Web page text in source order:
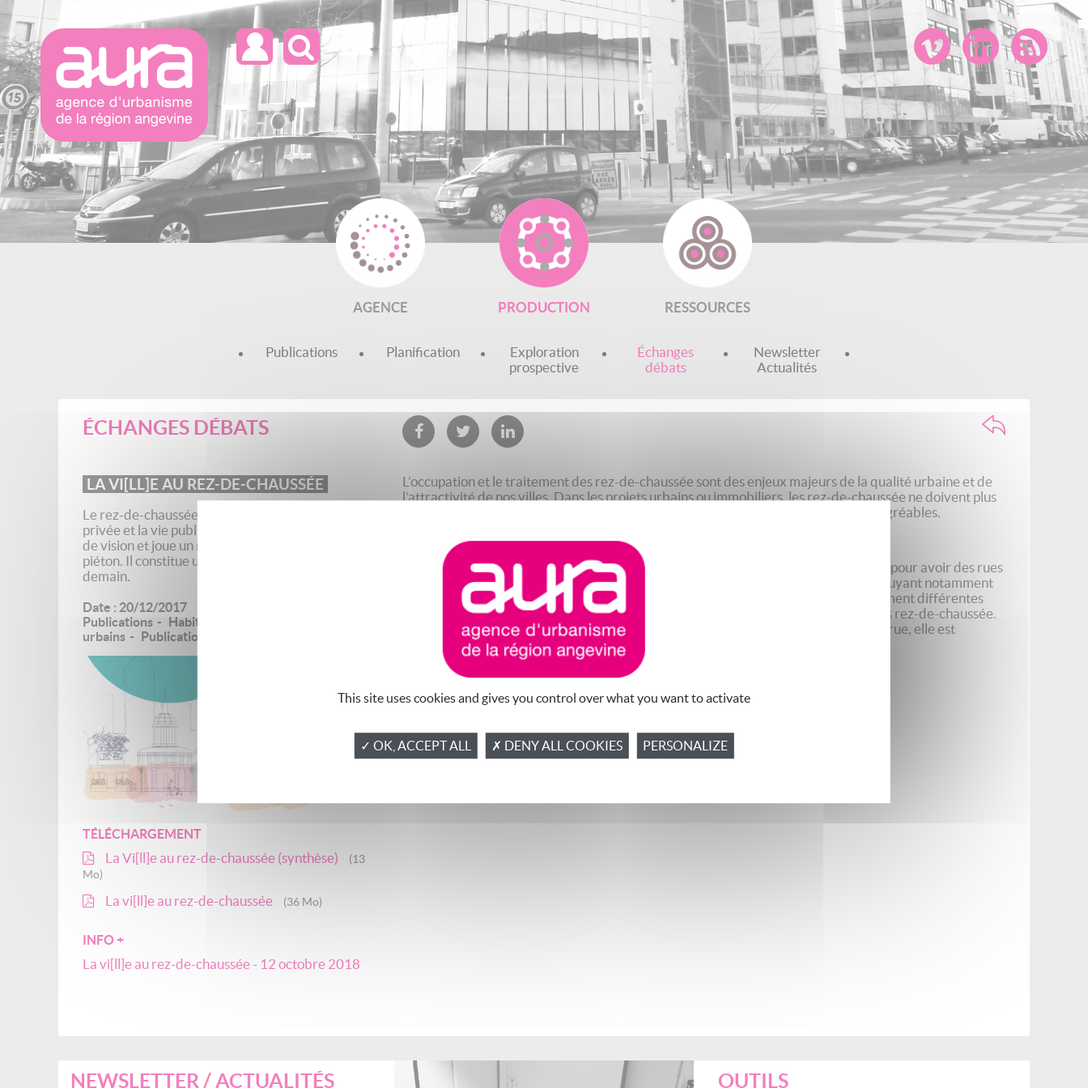
Recherche
AGENCE PRODUCTION RESSOURCES
Publications Planification
Exploration
prospective
Échanges
débats
Newsletter
Actualités
ÉCHANGES DÉBATS
LA VI[LL]E AU REZ-DE-CHAUSSÉE
Le rez-de-chaussée, ce lieu d’interface entre la vie
privée et la vie publique, (dé)limite notre champ
de vision et joue un rôle primordial à l’échelle du
piéton. Il constitue un enjeu stratégique pour
demain.
Date : 20/12/2017
Publications
Habitat
urbains
Publications
TÉLÉCHARGEMENT
La Vi[ll]e au rez-de-chaussée (synthèse)
(13
Mo)
La vi[ll]e au rez-de-chaussée (36 Mo)
INFO +
La vi[ll]e au rez-de-chaussée - 12 octobre 2018
L’occupation et le traitement des rez-de-chaussée sont des enjeux majeurs de la qualité urbaine et de
l’attractivité de nos villes. Dans les projets urbains ou immobiliers, les rez-de-chaussée ne doivent plus
être délaissés pour créer des rues plus vivantes, plus marchables et des villes plus agréables.
LA VI[LL]E AU REZ-DE-CHAUSSÉE
Ce document traite de l'importance des rez-de-chaussée et de leur rapport à la rue pour avoir des rues
vivantes. Il dresse un bref portrait des rez-de-chaussée de la ville d'Angers en s'appuyant notamment
sur une enquête réalisée auprès d'habitants et d'acteurs angevins. Il propose également différentes
pistes de travail pour faire mieux demain et met à disposition une grille-guide sur les rez-de-chaussée.
Véritable outil pour évaluer l'animation apportée par les rez-de-chaussée dans une rue, elle est
destinée aux acteurs pour produire des rez-de-chaussée plus vivants.
NEWSLETTER / ACTUALITÉS OUTILS
This site uses cookies and gives you control over what you want to activate
✓ OK, ACCEPT ALL ✗ DENY ALL COOKIES PERSONALIZE